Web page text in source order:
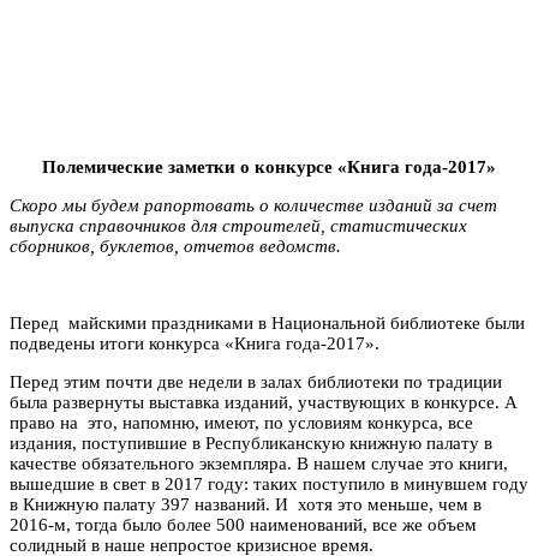
Полемические заметки о конкурсе «Книга года-2017»
Скоро мы будем рапортовать о количестве изданий за счет
выпуска справочников для строителей, статистических
сборников, буклетов, отчетов ведомств.
Перед майскими праздниками в Национальной библиотеке были
подведены итоги конкурса «Книга года-2017».
Перед этим почти две недели в залах библиотеки по традиции
была развернуты выставка изданий, участвующих в конкурсе. А
право на это, напомню, имеют, по условиям конкурса, все
издания, поступившие в Республиканскую книжную палату в
качестве обязательного экземпляра. В нашем случае это книги,
вышедшие в свет в 2017 году: таких поступило в минувшем году
в Книжную палату 397 названий. И хотя это меньше, чем в
2016-м, тогда было более 500 наименований, все же объем
солидный в наше непростое кризисное время.